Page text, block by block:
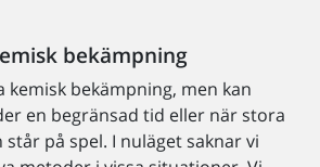
bekämpning
kemisk bekämpning, men kan
en begränsad tid eller när stora
på spel. I nuläget saknar vi